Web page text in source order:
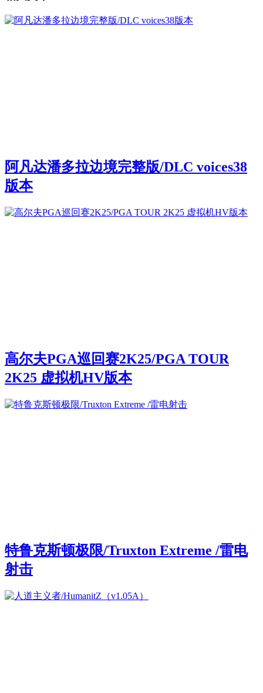
阿凡达潘多拉边境完整版/DLC voices38
版本
高尔夫PGA巡回赛2K25/PGA TOUR
2K25 虚拟机HV版本
特鲁克斯顿极限/Truxton Extreme /雷电
射击